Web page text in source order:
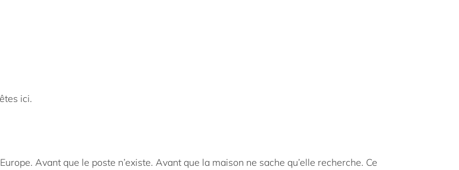
ici.
Avant que le poste n’existe. Avant que la maison ne sache qu’elle recherche. Ce